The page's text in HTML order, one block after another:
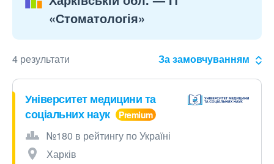
«Стоматологія»
4 результати За замовчуванням
Університет медицини та
соціальних наук
№180 в рейтингу по Україні
Харків